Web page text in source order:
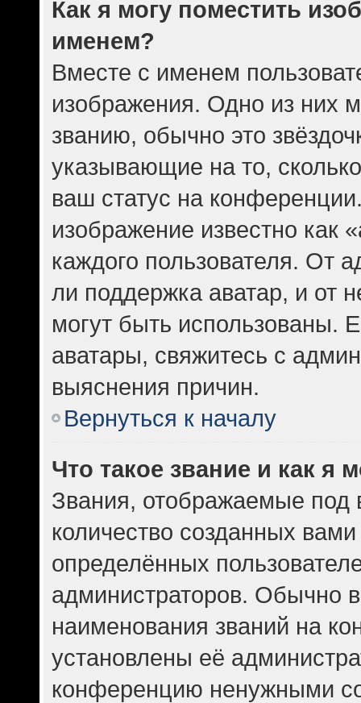
Как я могу поместить
именем?
Вместе с именем
изображения. Одно из них
званию, обычно это
указывающие на то,
ваш статус на
изображение известно как
каждого пользователя. От
ли поддержка аватар, и от
могут быть использованы.
аватары, свяжитесь с
выяснения причин.
Вернуться к началу
Что такое звание и как я
Звания, отображаемые
количество созданных
определённых
администраторов. Обычно
наименования званий на
установлены её
конференцию ненужными